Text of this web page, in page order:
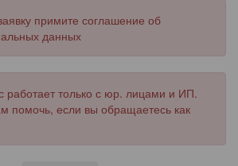
примите соглашение об
данных
работает только с юр. лицами и ИП.
если вы обращаетесь как